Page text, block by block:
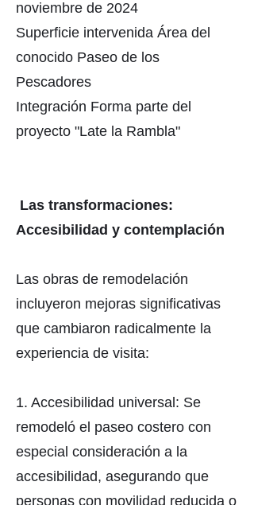
noviembre de 2024
Superficie intervenida Área del
conocido Paseo de los
Pescadores
Integración Forma parte del
proyecto "Late la Rambla"
Las transformaciones:
Accesibilidad y contemplación
Las obras de remodelación
incluyeron mejoras significativas
que cambiaron radicalmente la
experiencia de visita:
1. Accesibilidad universal: Se
remodeló el paseo costero con
especial consideración a la
accesibilidad, asegurando que
personas con movilidad reducida o